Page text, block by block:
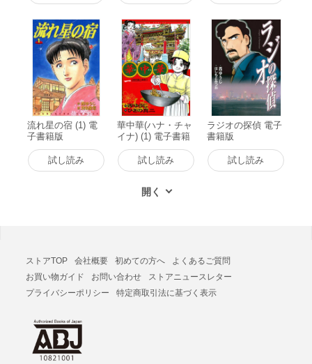
流れ星の宿 (1) 電
子書籍版
試し読み
華中華(ハナ・チャ
イナ) (1) 電子書籍
試し読み
ラジオの探偵 電子
書籍版
試し読み
ストアTOP 会社概要 初めての方へ
よくあるご質問
お買い物ガイド
お問い合わせ
ストアニュースレター
プライバシーポリシー
特定商取引法に基づく表示